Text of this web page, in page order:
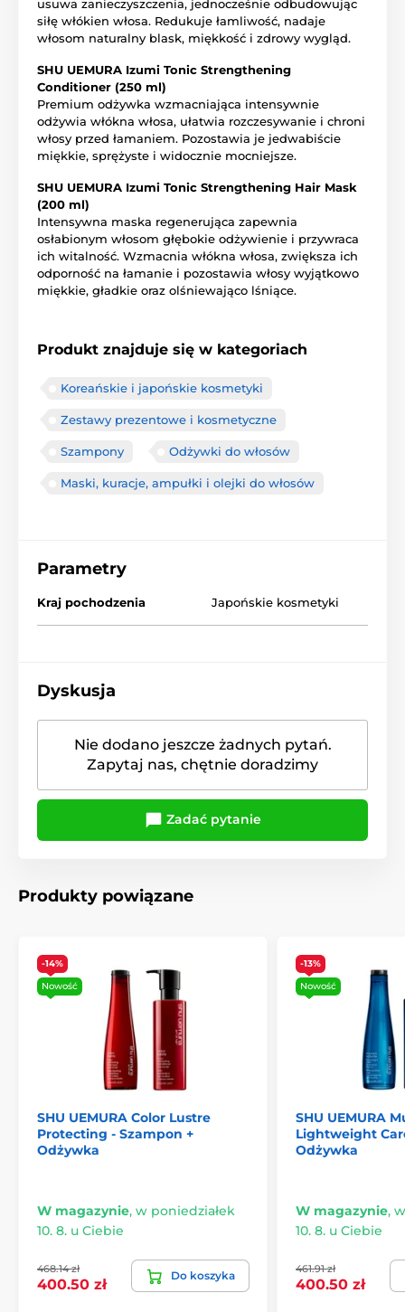
usuwa zanieczyszczenia, jednocześnie odbudowując
siłę włókien włosa. Redukuje łamliwość, nadaje
włosom naturalny blask, miękkość i zdrowy wygląd.
SHU UEMURA Izumi Tonic Strengthening
Conditioner (250 ml)
Premium odżywka wzmacniająca intensywnie
odżywia włókna włosa, ułatwia rozczesywanie i chroni
włosy przed łamaniem. Pozostawia je jedwabiście
miękkie, sprężyste i widocznie mocniejsze.
SHU UEMURA Izumi Tonic Strengthening Hair Mask
(200 ml)
Intensywna maska regenerująca zapewnia
osłabionym włosom głębokie odżywienie i przywraca
ich witalność. Wzmacnia włókna włosa, zwiększa ich
odporność na łamanie i pozostawia włosy wyjątkowo
miękkie, gładkie oraz olśniewająco lśniące.
Produkt znajduje się w kategoriach
Koreańskie i japońskie kosmetyki
Zestawy prezentowe i kosmetyczne
Szampony Odżywki do włosów
Maski, kuracje, ampułki i olejki do włosów
Parametry
Kraj pochodzenia Japońskie kosmetyki
Dyskusja
Nie dodano jeszcze żadnych pytań.
Zapytaj nas, chętnie doradzimy
Zadać pytanie
Produkty powiązane
-14%
Nowość
SHU UEMURA Color Lustre
Protecting - Szampon +
Odżywka
W magazynie, w poniedziałek
10. 8. u Ciebie
468.14 zł
400.50 zł
Do koszyka
-13%
Nowość
SHU UEMURA
Lightweight
Odżywka
W magazynie,
10. 8. u Ciebie
461.91 zł
400.50 zł